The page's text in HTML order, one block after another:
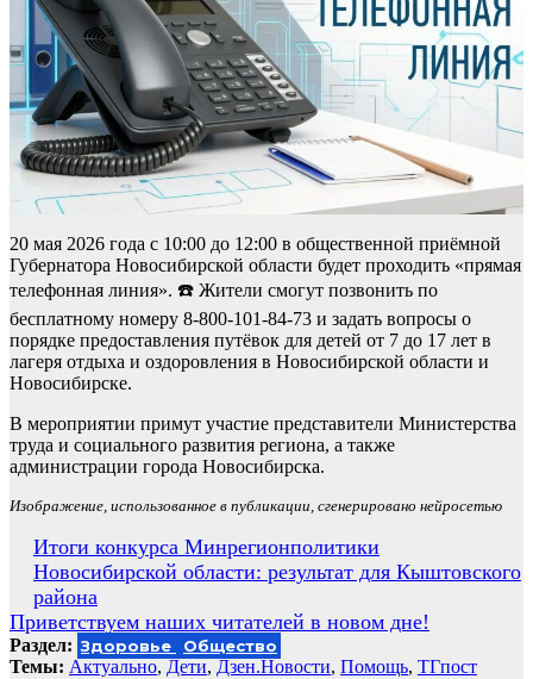
20 мая 2026 года с 10:00 до 12:00 в общественной приёмной
Губернатора Новосибирской области будет проходить «прямая
телефонная линия». ☎️ Жители смогут позвонить по
бесплатному номеру 8-800-101-84-73 и задать вопросы о
порядке предоставления путёвок для детей от 7 до 17 лет в
лагеря отдыха и оздоровления в Новосибирской области и
Новосибирске.
В мероприятии примут участие представители Министерства
труда и социального развития региона, а также
администрации города Новосибирска.
Изображение, использованное в публикации, сгенерировано нейросетью
Навигация
по
записям
Итоги конкурса Минрегионполитики
Новосибирской области: результат для Кыштовского
района
Приветствуем наших читателей в новом дне!
Раздел: Здоровье Общество
Темы: Актуально, Дети, Дзен.Новости, Помощь, ТГпост